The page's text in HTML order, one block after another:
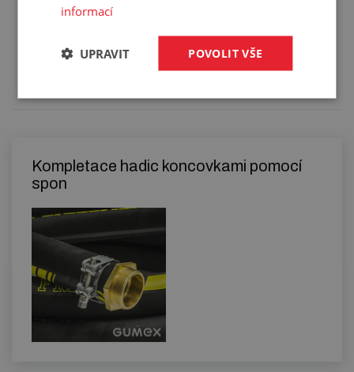
Tento výrobek pro vás upravíme na míru. Konkrétní
specifikaci budete moci upřesnit v poznámce u
Kompletace hadic koncovkami pomocí
spon
informací
POVOLIT VŠE
UPRAVIT